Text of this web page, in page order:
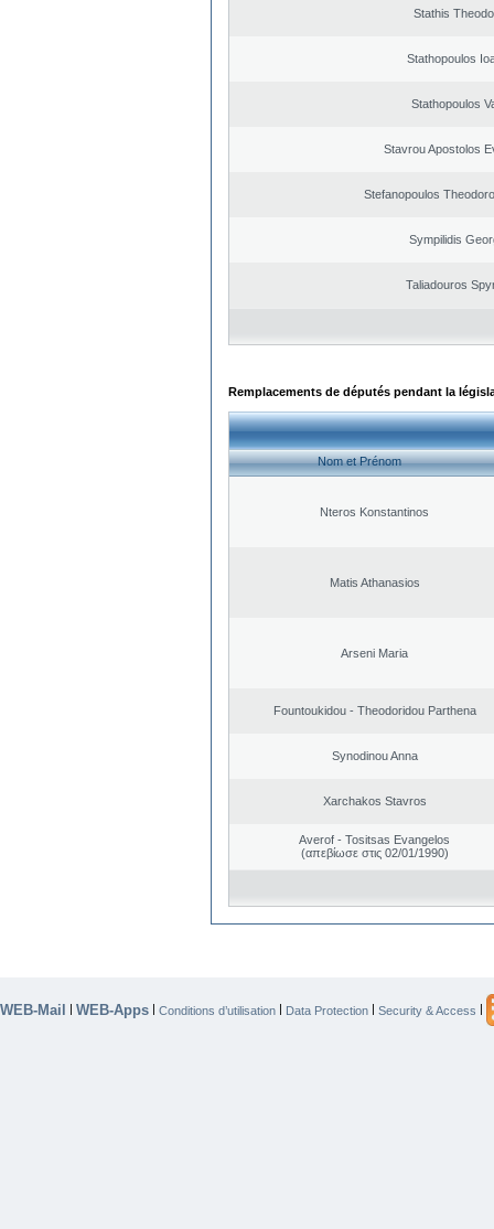
Stathis
Stathopoulos
Stathopoulos
Stavrou Apostolos
Stefanopoulos
Sympilidis
Taliadouros
Remplacements de députés pendant la
Nom et Prénom
Nteros Konstantinos
Matis Athanasios
Arseni Maria
Fountoukidou - Theodoridou Parthena
Synodinou Anna
Xarchakos Stavros
Averof - Tositsas Evangelos
(απεβίωσε στις 02/01/1990)
WEB-Mail | WEB-Apps | Conditions d’utilisation | Data Protection | Security & Access |